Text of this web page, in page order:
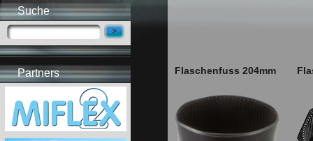
Suche
Partners Flaschenfuss 204mm